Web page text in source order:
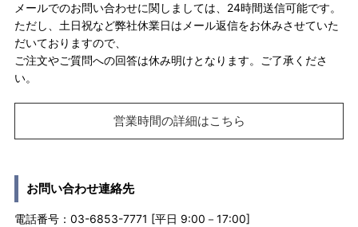
メールでのお問い合わせに関しましては、24時間送信可能です。
ただし、土日祝など弊社休業日はメール返信をお休みさせていた
だいておりますので、
ご注文やご質問への回答は休み明けとなります。ご了承くださ
い。
営業時間の詳細はこちら
お問い合わせ連絡先
電話番号：03-6853-7771 [平日 9:00－17:00]